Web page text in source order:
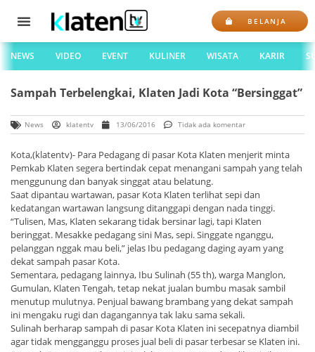
BELANJA
NEWS VIDEO EVENT KULINER WISATA KARIR
Sampah Terbelengkai, Klaten Jadi Kota “Bersinggat”
News klatentv 13/06/2016 Tidak ada komentar
Kota,(klatentv)- Para Pedagang di pasar Kota Klaten menjerit minta
Pemkab Klaten segera bertindak cepat menangani sampah yang telah
menggunung dan banyak singgat atau belatung.
Saat dipantau wartawan, pasar Kota Klaten terlihat sepi dan
kedatangan wartawan langsung ditanggapi dengan nada tinggi.
“Tulisen, Mas, Klaten sekarang tidak bersinar lagi, tapi Klaten
beringgat. Mesakke pedagang sini Mas, sepi. Singgate nganggu,
pelanggan nggak mau beli,” jelas Ibu pedagang daging ayam yang
dekat sampah pasar Kota.
Sementara, pedagang lainnya, Ibu Sulinah (55 th), warga Manglon,
Gumulan, Klaten Tengah, tetap nekat jualan bumbu masak sambil
menutup mulutnya. Penjual bawang brambang yang dekat sampah
ini mengaku rugi dan dagangannya tak laku sama sekali.
Sulinah berharap sampah di pasar Kota Klaten ini secepatnya diambil
agar tidak mengganggu proses jual beli di pasar terbesar se Klaten ini.